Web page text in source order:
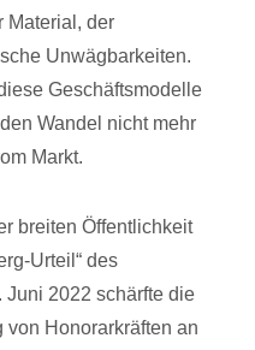
Material, der
Unwägbarkeiten.
Geschäftsmodelle
Wandel nicht mehr
Markt.
breiten Öffentlichkeit
Urteil“ des
Juni 2022 schärfte die
von Honorarkräften an